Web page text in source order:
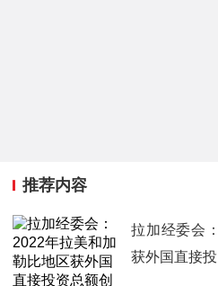
推荐内容
拉加经委会
获外国直接